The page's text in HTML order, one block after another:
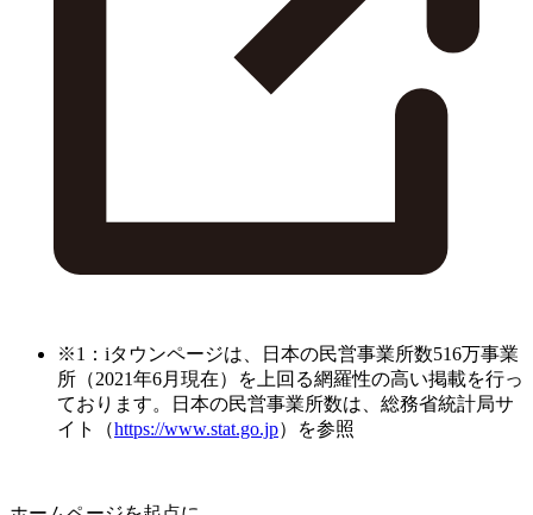
※1：iタウンページは、日本の民営事業所数516万事業
所（2021年6月現在）を上回る網羅性の高い掲載を行っ
ております。日本の民営事業所数は、総務省統計局サ
イト（https://www.stat.go.jp）を参照